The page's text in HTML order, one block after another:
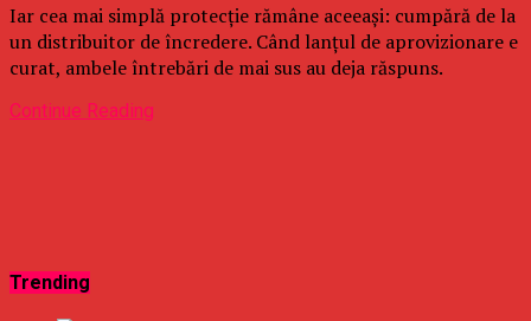
Iar cea mai simplă protecție rămâne aceeași: cumpără de la
un distribuitor de încredere. Când lanțul de aprovizionare e
curat, ambele întrebări de mai sus au deja răspuns.
Continue Reading
Trending